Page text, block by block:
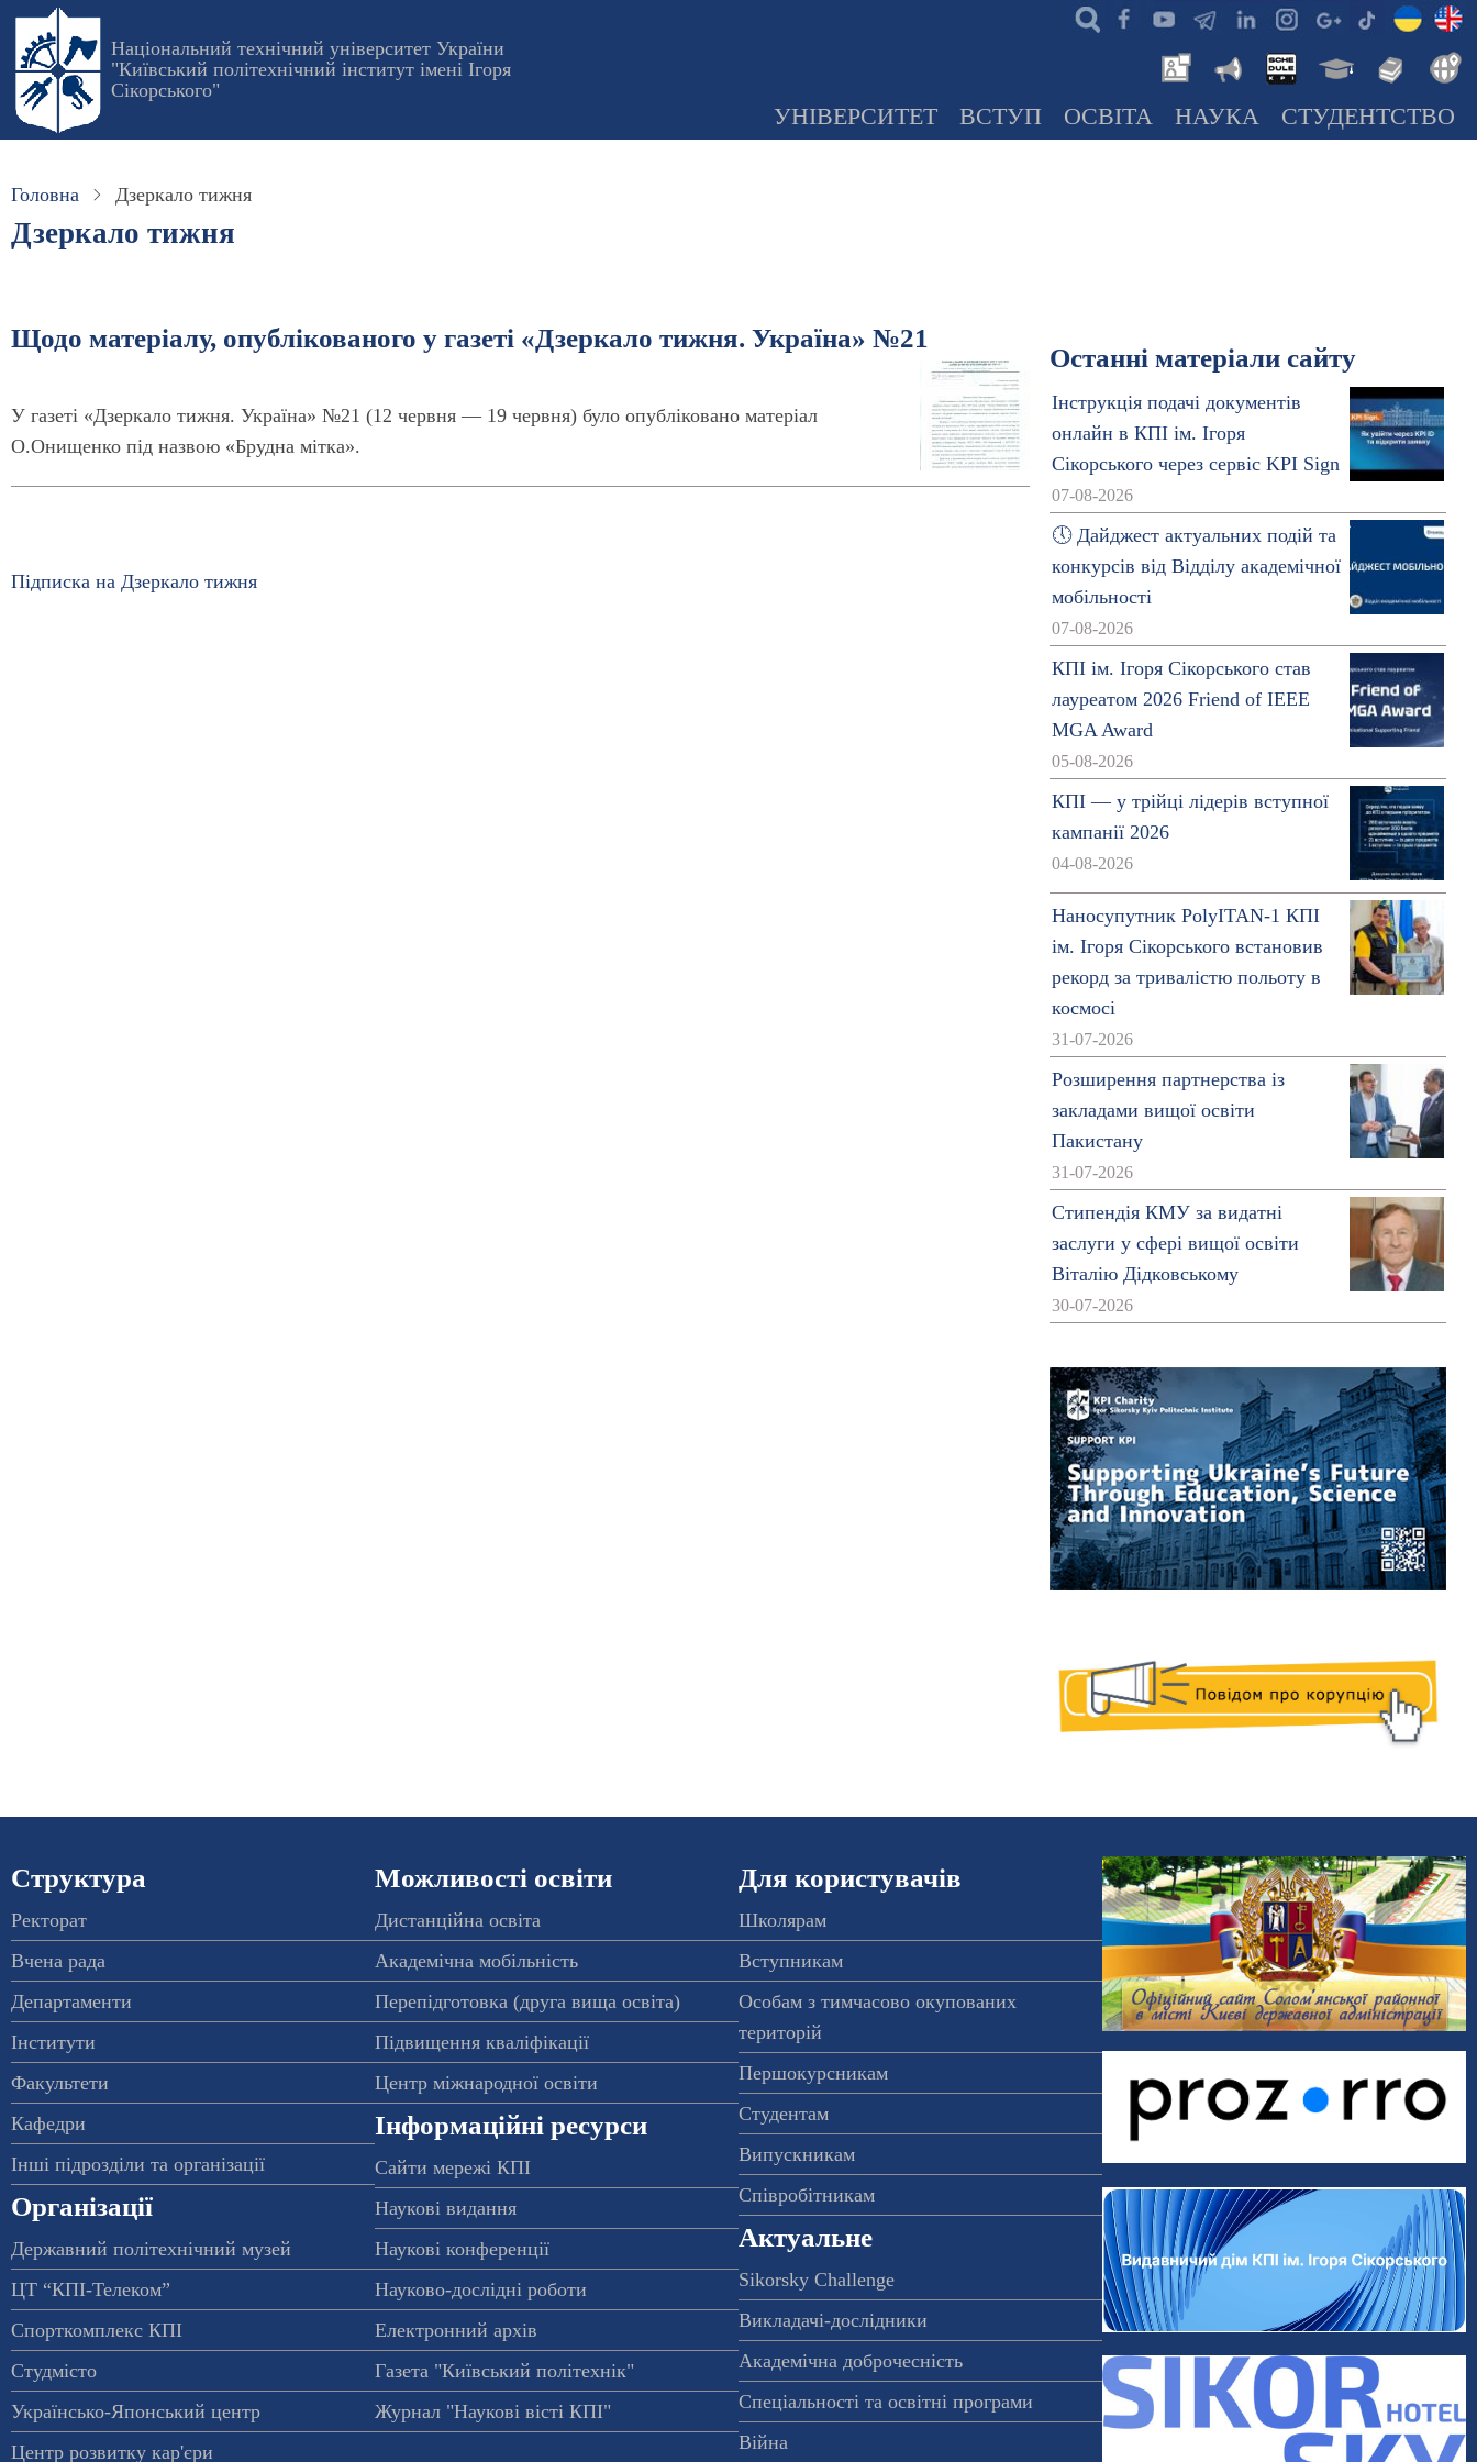
Перейти
основного
вмісту
Національний технічний університет України
"Київський політехнічний інститут імені Ігоря
Сікорського"
УНІВЕРСИТЕТ ВСТУП ОСВІТА НАУКА СТУДЕНТСТВО
Головна Дзеркало тижня
Дзеркало тижня
Щодо матеріалу, опублікованого у газеті «Дзеркало тижня. Україна» №21
У газеті «Дзеркало тижня. Україна» №21 (12 червня — 19 червня) було опубліковано матеріал
О.Онищенко під назвою «Брудна мітка».
Підписка на Дзеркало тижня
Останні матеріали сайту
Інструкція подачі документів
онлайн в КПІ ім. Ігоря
Сікорського через сервіс KPI Sign
07-08-2026
🕔 Дайджест актуальних подій та
конкурсів від Відділу академічної
мобільності
07-08-2026
КПІ ім. Ігоря Сікорського став
лауреатом 2026 Friend of IEEE
MGA Award
05-08-2026
КПІ — у трійці лідерів вступної
кампанії 2026
04-08-2026
Наносупутник PolyITAN-1 КПІ
ім. Ігоря Сікорського встановив
рекорд за тривалістю польоту в
космосі
31-07-2026
Розширення партнерства із
закладами вищої освіти
Пакистану
31-07-2026
Стипендія КМУ за видатні
заслуги у сфері вищої освіти
Віталію Дідковському
30-07-2026
Структура
Ректорат
Вчена рада
Департаменти
Інститути
Факультети
Кафедри
Інші підрозділи та організації
Організації
Державний політехнічний музей
ЦТ “КПІ-Телеком”
Спорткомплекс КПІ
Студмісто
Українсько-Японський центр
Центр розвитку кар'єри
Можливості освіти
Дистанційна освіта
Академічна мобільність
Перепідготовка (друга вища освіта)
Підвищення кваліфікації
Центр міжнародної освіти
Інформаційні ресурси
Сайти мережі КПІ
Наукові видання
Наукові конференції
Науково-дослідні роботи
Електронний архів
Газета "Київський політехнік"
Журнал "Наукові вісті КПІ"
Для користувачів
Школярам
Вступникам
Особам з тимчасово окупованих
територій
Першокурсникам
Студентам
Випускникам
Співробітникам
Актуальне
Sikorsky Challenge
Викладачі-дослідники
Академічна доброчесність
Спеціальності та освітні програми
Війна